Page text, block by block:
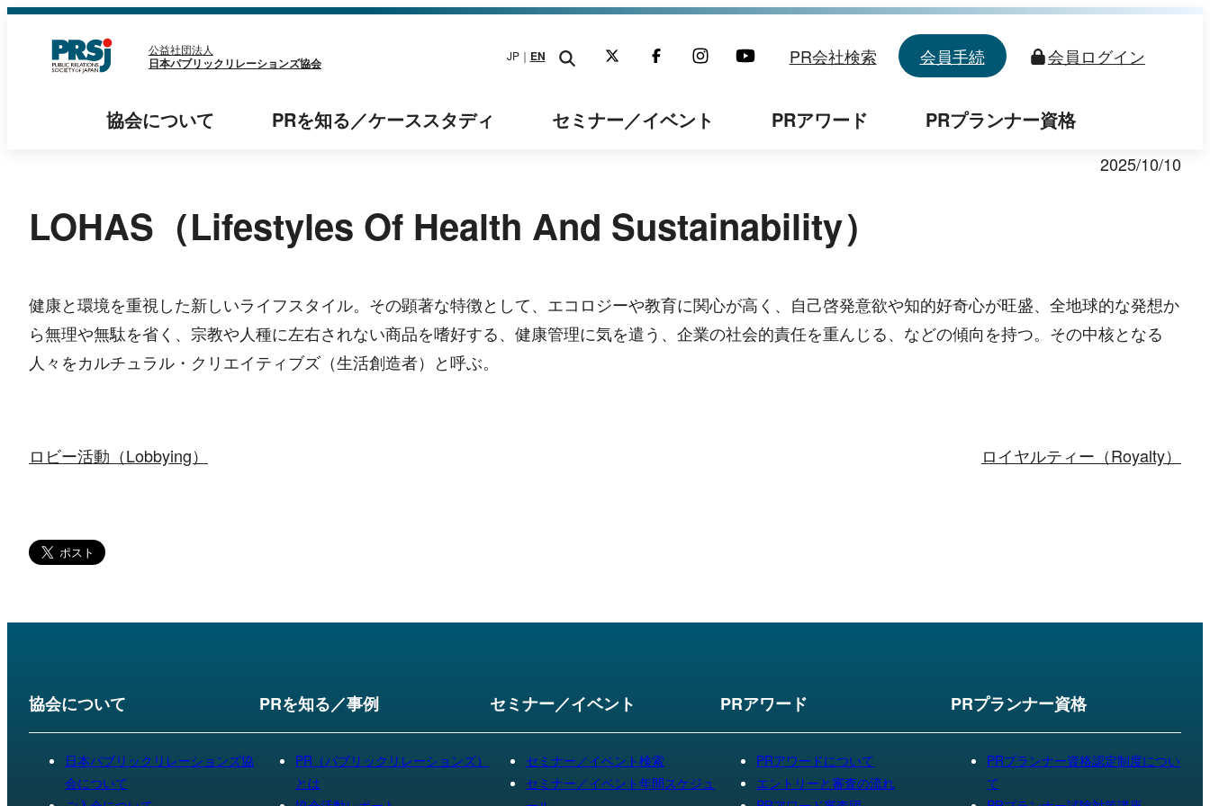
内
公益社団法人
日本パブリックリレーションズ協会 JP｜ EN PR会社検索 会員手続 会員ログイン
協会について PRを知る／ケーススタディ セミナー／イベント PRアワード PRプランナー資格
2025/10/10
LOHAS（Lifestyles Of Health And Sustainability）
健康と環境を重視した新しいライフスタイル。その顕著な特徴として、エコロジーや教育に関心が高く、自己啓発意欲や知的好奇心が旺盛、全地球的な発想か
ら無理や無駄を省く、宗教や人種に左右されない商品を嗜好する、健康管理に気を遣う、企業の社会的責任を重んじる、などの傾向を持つ。その中核となる
人々をカルチュラル・クリエイティブズ（生活創造者）と呼ぶ。
ロビー活動（Lobbying） ロイヤルティー（Royalty）
協会について
日本パブリックリレーションズ協
会について
PRを知る／事例
PR（パブリックリレーションズ）
とは
セミナー／イベント
セミナー／イベント検索
セミナー／イベント年間スケジュ
PRアワード
PRアワードについて
エントリーと審査の流れ
PRプランナー資格
PRプランナー資格認定制度につい
て